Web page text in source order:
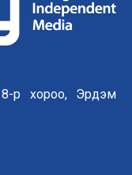
8-р хороо, Эрдэм